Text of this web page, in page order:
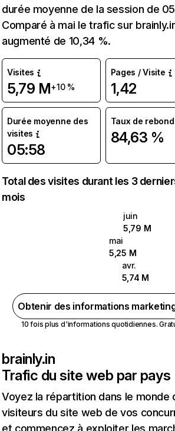
durée moyenne de la session de
Comparé à mai le trafic sur
augmenté de 10,34 %.
Visites
5,79 M+10 %
Pages / Visite
1,42
Durée moyenne des
visites
05:58
Taux de rebond
84,63 %
Total des visites durant les 3
mois
juin
5,79 M
mai
5,25 M
avr.
5,74 M
Obtenir des informations
10 fois plus d'informations quotidiennes.
brainly.in
Trafic du site web par pays
Voyez la répartition dans le monde
visiteurs du site web de vos
et commencez à exploiter les